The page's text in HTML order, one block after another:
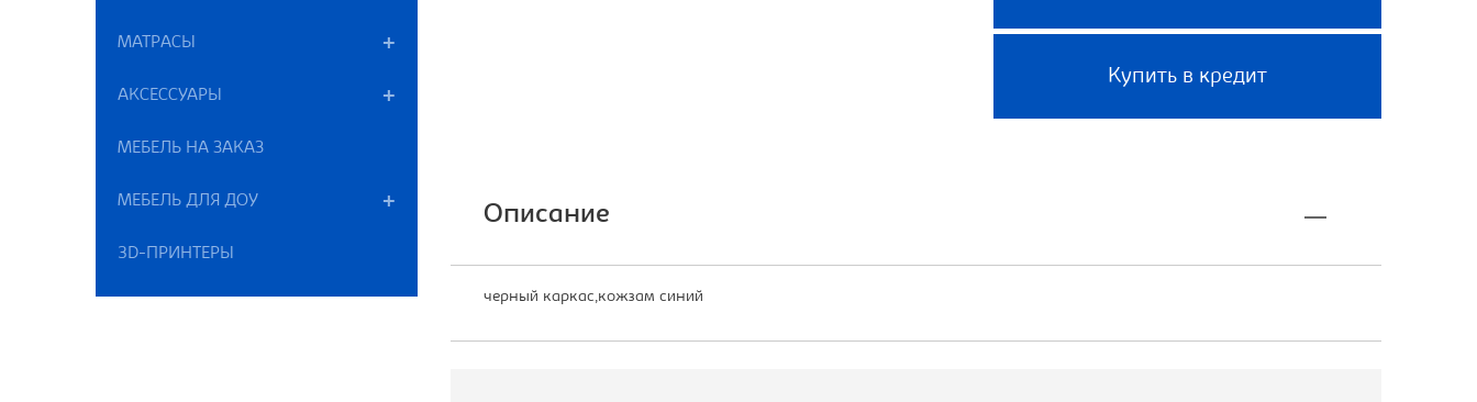
МАТРАСЫ
АКСЕССУАРЫ
МЕБЕЛЬ НА ЗАКАЗ
МЕБЕЛЬ ДЛЯ ДОУ
3D-ПРИНТЕРЫ
Купить в кредит
Описание
черный каркас,кожзам синий